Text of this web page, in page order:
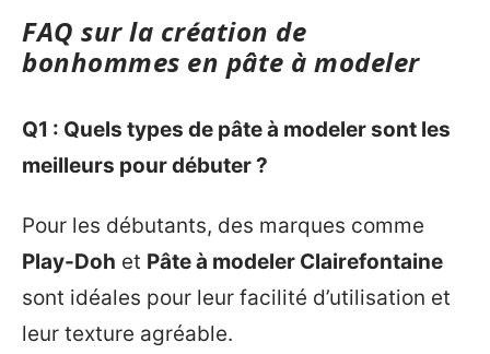
FAQ sur la création de
bonhommes en pâte à modeler
Q1 : Quels types de pâte à modeler sont les
meilleurs pour débuter ?
Pour les débutants, des marques comme
Play-Doh et Pâte à modeler Clairefontaine
sont idéales pour leur facilité d’utilisation et
leur texture agréable.